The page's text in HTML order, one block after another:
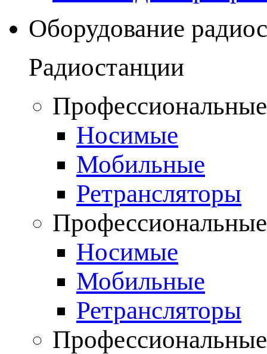
Оборудование
Радиостанции
Носимые
Мобильные
Ретрансляторы
Носимые
Мобильные
Ретрансляторы